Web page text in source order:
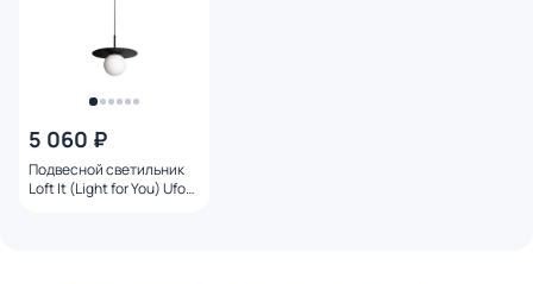
5 060 ₽
Подвесной светильник
Loft It (Light for You) Ufo